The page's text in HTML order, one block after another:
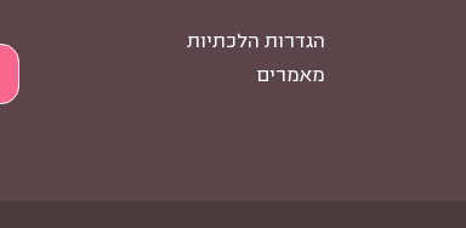
הגדרות הלכתיות
מאמרים